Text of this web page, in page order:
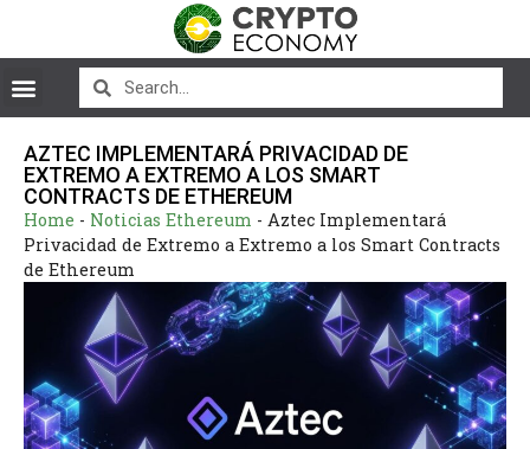
AZTEC IMPLEMENTARÁ PRIVACIDAD DE
EXTREMO A EXTREMO A LOS SMART
CONTRACTS DE ETHEREUM
Home - Noticias Ethereum - Aztec Implementará
Privacidad de Extremo a Extremo a los Smart Contracts
de Ethereum